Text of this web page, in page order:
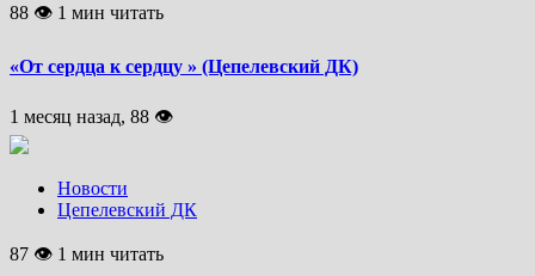
88 👁 1 мин читать
«От сердца к сердцу » (Цепелевский ДК)
1 месяц назад, 88 👁
Новости
Цепелевский ДК
87 👁 1 мин читать